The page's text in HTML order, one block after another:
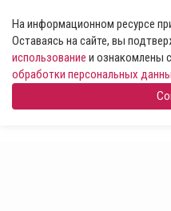
На информационном ресурсе
Оставаясь на сайте, вы
использование и ознакомлены с
обработки персональных